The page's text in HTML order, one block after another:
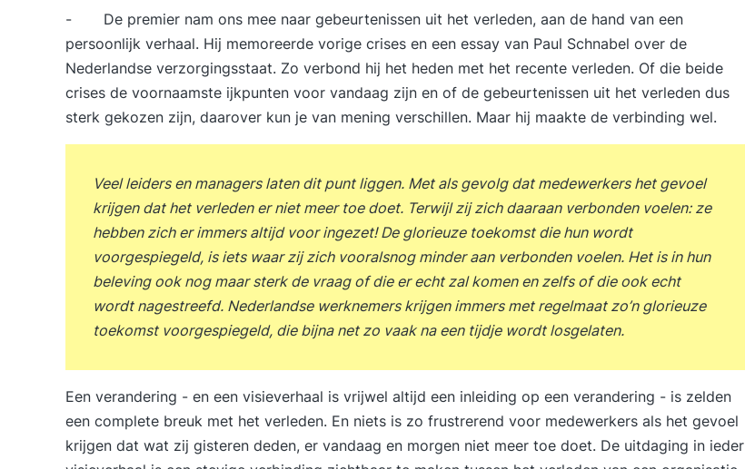
- De premier nam ons mee naar gebeurtenissen uit het verleden, aan de hand van een
persoonlijk verhaal. Hij memoreerde vorige crises en een essay van Paul Schnabel over de
Nederlandse verzorgingsstaat. Zo verbond hij het heden met het recente verleden. Of die beide
crises de voornaamste ijkpunten voor vandaag zijn en of de gebeurtenissen uit het verleden dus
sterk gekozen zijn, daarover kun je van mening verschillen. Maar hij maakte de verbinding wel.
Veel leiders en managers laten dit punt liggen. Met als gevolg dat medewerkers het gevoel
krijgen dat het verleden er niet meer toe doet. Terwijl zij zich daaraan verbonden voelen: ze
hebben zich er immers altijd voor ingezet! De glorieuze toekomst die hun wordt
voorgespiegeld, is iets waar zij zich vooralsnog minder aan verbonden voelen. Het is in hun
beleving ook nog maar sterk de vraag of die er echt zal komen en zelfs of die ook echt
wordt nagestreefd. Nederlandse werknemers krijgen immers met regelmaat zo’n glorieuze
toekomst voorgespiegeld, die bijna net zo vaak na een tijdje wordt losgelaten.
Een verandering - en een visieverhaal is vrijwel altijd een inleiding op een verandering - is zelden
een complete breuk met het verleden. En niets is zo frustrerend voor medewerkers als het gevoel
krijgen dat wat zij gisteren deden, er vandaag en morgen niet meer toe doet. De uitdaging in ieder